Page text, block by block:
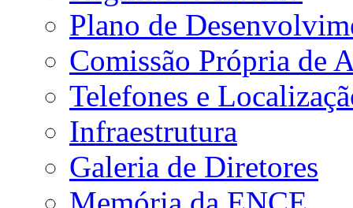
Plano de
Comissão Própria de
Telefones e
Infraestrutura
Galeria de Diretores